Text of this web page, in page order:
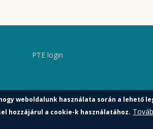
PTE login
weboldalunk használata során a lehető
hozzájárul a cookie-k használatához.